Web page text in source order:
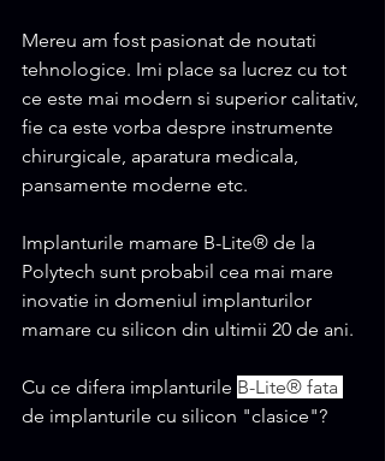
Mereu am fost pasionat de noutati
tehnologice. Imi place sa lucrez cu tot
ce este mai modern si superior calitativ,
fie ca este vorba despre instrumente
chirurgicale, aparatura medicala,
pansamente moderne etc.
Implanturile mamare B-Lite® de la
Polytech sunt probabil cea mai mare
inovatie in domeniul implanturilor
mamare cu silicon din ultimii 20 de ani.
Cu ce difera implanturile B-Lite® fata
de implanturile cu silicon "clasice"?